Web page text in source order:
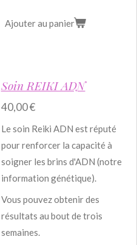
Ajouter au panier
Soin REIKI ADN
40,00 €
Le soin Reiki ADN est réputé
pour renforcer la capacité à
soigner les brins d'ADN (notre
information génétique).
Vous pouvez obtenir des
résultats au bout de trois
semaines.